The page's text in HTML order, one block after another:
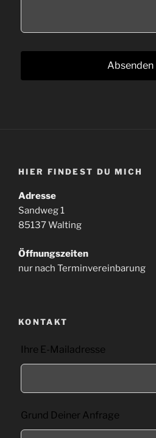
Absenden
HIER FINDEST DU MICH
Adresse
Sandweg 1
85137 Walting
Öffnungszeiten
nur nach Terminvereinbarung
KONTAKT
Lass
leer
Ihre E-Mailadresse
Grund Deiner Anfrage